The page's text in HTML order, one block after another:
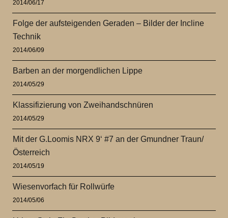
2014/06/17
Folge der aufsteigenden Geraden – Bilder der Incline
Technik
2014/06/09
Barben an der morgendlichen Lippe
2014/05/29
Klassifizierung von Zweihandschnüren
2014/05/29
Mit der G.Loomis NRX 9‘ #7 an der Gmundner Traun/
Österreich
2014/05/19
Wiesenvorfach für Rollwürfe
2014/05/06